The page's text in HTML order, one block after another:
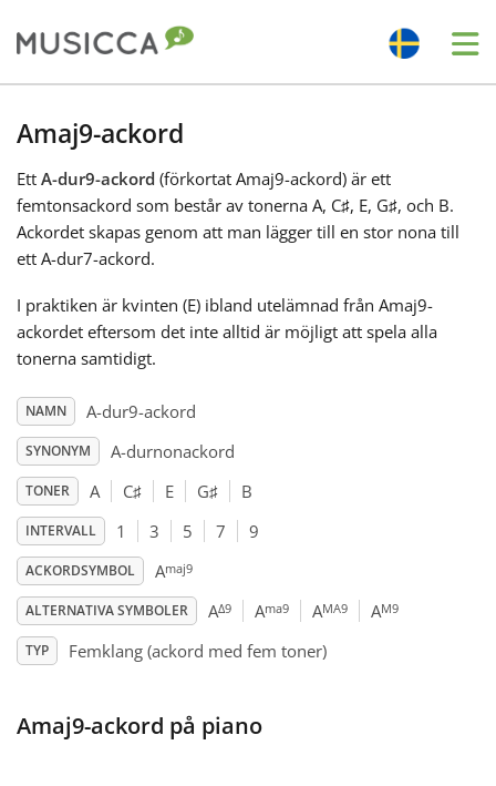
Български
Dansk
Deutsch
Español
Français
한국어
Amaj9-ackord
Ett A-dur9-ackord (förkortat Amaj9-ackord) är ett
femtonsackord som består av tonerna A, C♯, E, G♯, och B.
Ackordet skapas genom att man lägger till en stor nona till
ett A-dur7-ackord.
I praktiken är kvinten (E) ibland utelämnad från Amaj9-
ackordet eftersom det inte alltid är möjligt att spela alla
tonerna samtidigt.
NAMN A-dur9-ackord
SYNONYM A-durnonackord
TONER A C♯ E G♯ B
INTERVALL 1 3 5 7 9
ACKORDSYMBOL Amaj9
ALTERNATIVA SYMBOLER AΔ9 Ama9 AMA9 AM9
TYP Femklang (ackord med fem toner)
Amaj9-ackord på piano